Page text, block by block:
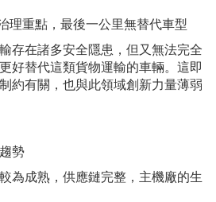
理重點，最後一公里無替代車型
存在諸多安全隱患，但又無法完全
好替代這類貨物運輸的車輛。這即
約有關，也與此領域創新力量薄弱
勢
為成熟，供應鏈完整，主機廠的生